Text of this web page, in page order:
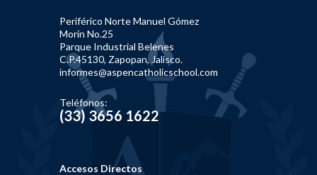
Periférico Norte Manuel Gómez
Morín No.25
Parque Industrial Belenes
C.P.45130, Zapopan, Jalisco.
informes@aspencatholicschool.com
Teléfonos:
(33) 3656 1622
Accesos Directos